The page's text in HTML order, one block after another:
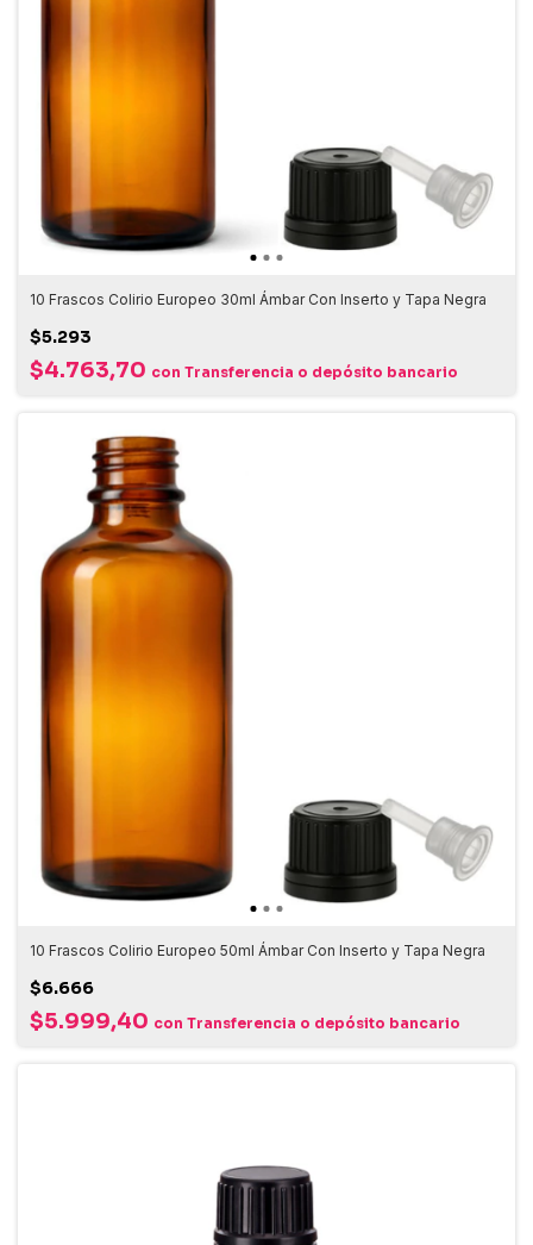
10 Frascos Colirio Europeo 30ml Ámbar Con Inserto y Tapa Negra
$5.293
$4.763,70 con Transferencia o depósito bancario
10 Frascos Colirio Europeo 50ml Ámbar Con Inserto y Tapa Negra
$6.666
$5.999,40 con Transferencia o depósito bancario